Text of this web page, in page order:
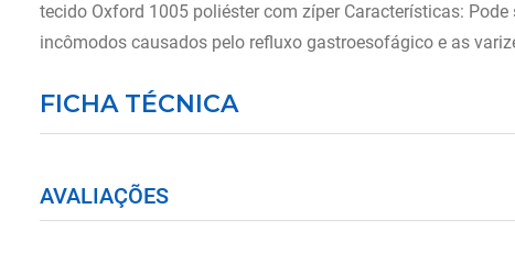
tecido Oxford 1005 poliéster com zíper Características:
incômodos causados pelo refluxo gastroesofágico e as
FICHA TÉCNICA
AVALIAÇÕES